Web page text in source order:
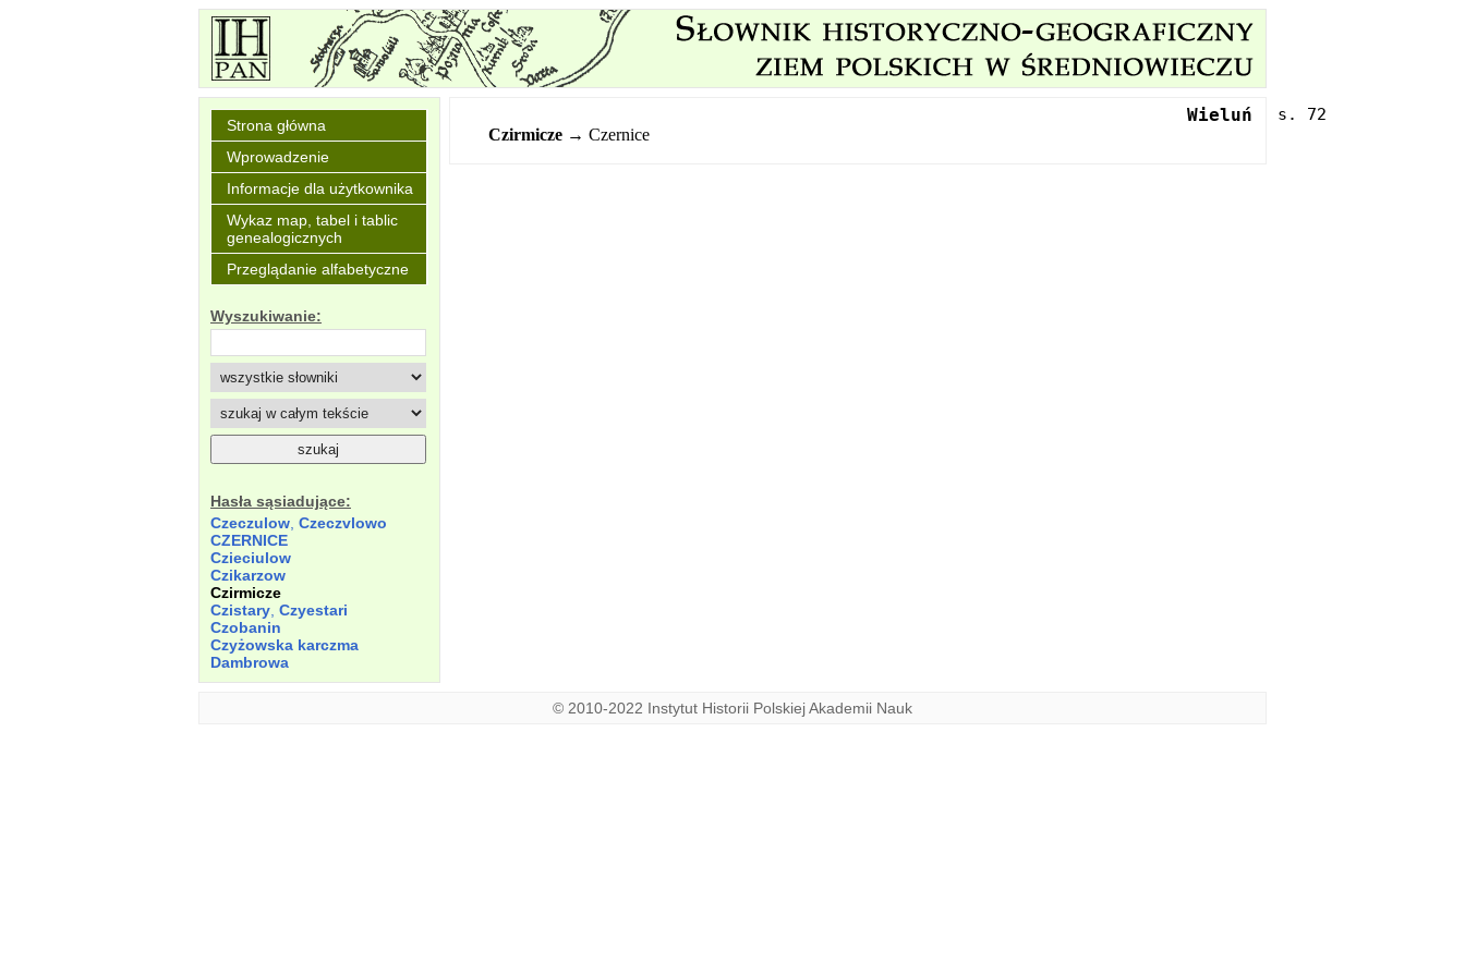
Strona główna
Wprowadzenie
Informacje dla użytkownika
Wykaz map, tabel i tablic
genealogicznych
Przeglądanie alfabetyczne
Wyszukiwanie:
Hasła sąsiadujące:
Czeczulow Czeczvlowo
CZERNICE
Czieciulow
Czikarzow
Czirmicze
Czistary Czyestari
Czobanin
Czyżowska karczma
Dambrowa
Wieluń
Czirmicze → Czernice
© 2010-2022 Instytut Historii Polskiej Akademii Nauk